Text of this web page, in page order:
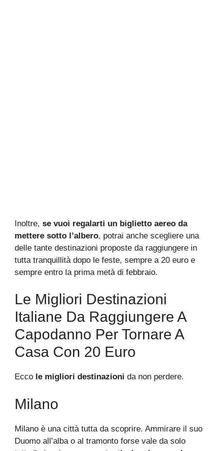
Inoltre, se vuoi regalarti un biglietto aereo da
mettere sotto l’albero, potrai anche scegliere una
delle tante destinazioni proposte da raggiungere in
tutta tranquillità dopo le feste, sempre a 20 euro e
sempre entro la prima metà di febbraio.
Le Migliori Destinazioni
Italiane Da Raggiungere A
Capodanno Per Tornare A
Casa Con 20 Euro
Ecco le migliori destinazioni da non perdere.
Milano
Milano è una città tutta da scoprire. Ammirare il suo
Duomo all’alba o al tramonto forse vale da solo